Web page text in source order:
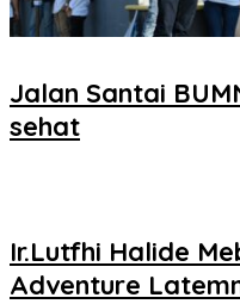
Jalan Santai
sehat
Ir.Lutfhi Halide
Adventure